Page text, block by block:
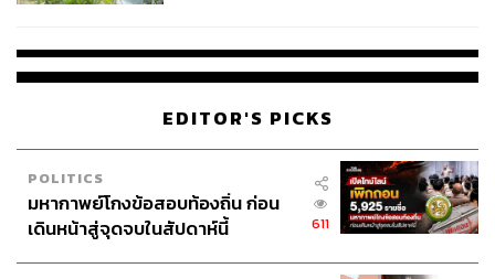
EDITOR'S PICKS
POLITICS
มหากาพย์โกงข้อสอบท้องถิ่น ก่อน
เดินหน้าสู่จุดจบในสัปดาห์นี้
611